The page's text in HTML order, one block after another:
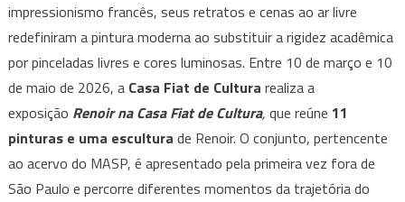
inaugura
exposição
de
Renoir.
10
de
março
a
impressionismo francês, seus retratos e cenas ao ar livre
redefiniram a pintura moderna ao substituir a rigidez acadêmica
por pinceladas livres e cores luminosas. Entre 10 de março e 10
de maio de 2026, a Casa Fiat de Cultura realiza a
exposição Renoir na Casa Fiat de Cultura, que reúne 11
pinturas e uma escultura de Renoir. O conjunto, pertencente
ao acervo do MASP, é apresentado pela primeira vez fora de
São Paulo e percorre diferentes momentos da trajetória do